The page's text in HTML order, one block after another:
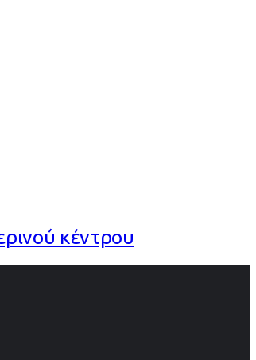
κέντρου